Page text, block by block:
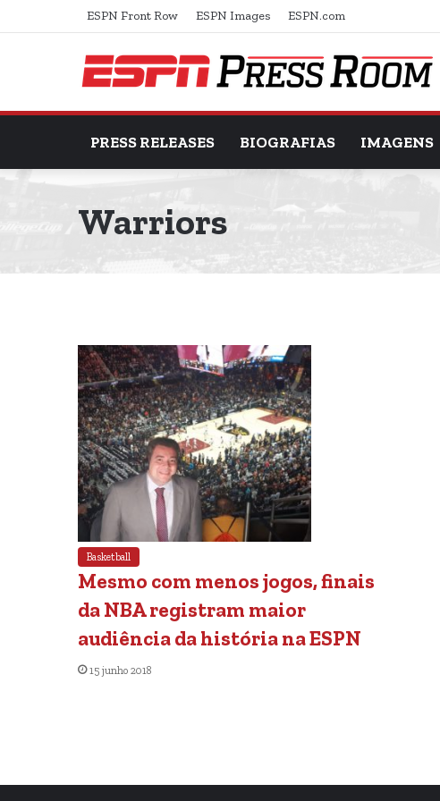
ESPN Front Row ESPN Images ESPN.com
PRESS RELEASES BIOGRAFIAS IMAGENS
Warriors
Basketball
Mesmo com menos jogos, finais
da NBA registram maior
audiência da história na ESPN
15 junho 2018